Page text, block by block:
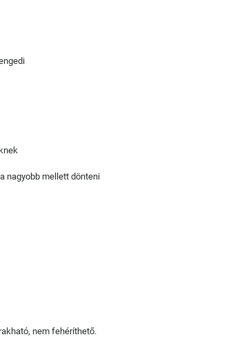
nagyobb mellett dönteni
nem fehéríthető.